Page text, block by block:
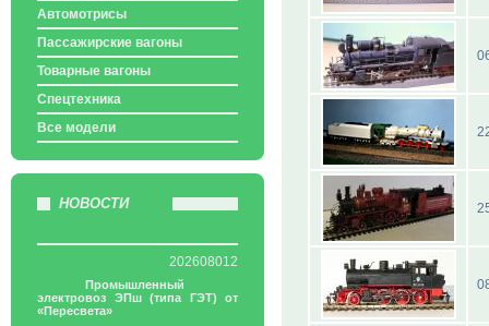
Автомотрисы
Пассажирские вагоны
Товарные вагоны
Спецтехника
Все модели
НОВОСТИ
202608012
Промышленный
электровоз ЭПш (типа ГЭТ) от
«Пересвета»